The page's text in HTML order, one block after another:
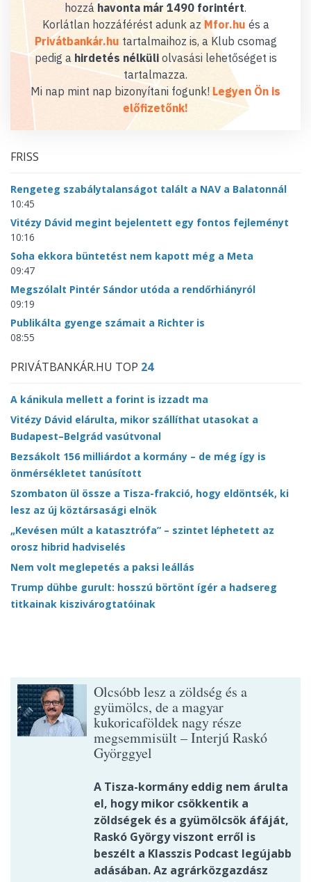
hozzáhavonta már 1490 forintért.
Korlátlan hozzáférést adunk az Mfor.hu és a
Privátbankár.hu tartalmaihoz is, a Klub csomag
pedig a hirdetés nélküliolvasási lehetőséget is
tartalmazza.
Mi nap mint nap bizonyítani fogunk! Legyen Ön is
előfizetőnk!
FRISS
Rengeteg szabálytalanságot talált a NAV a Balatonnál
10:45
Vitézy Dávid megint bejelentett egy fontos fejleményt
10:16
Soha ekkora büntetést nem kapott még a Meta
09:47
Megszólalt Pintér Sándor utóda a rendőrhiányról
09:19
Publikálta gyenge számait a Richter is
08:55
PRIVÁTBANKÁR.HU TOP 24
A kánikula mellett a forint is izzadt ma
Vitézy Dávid elárulta, mikor szállíthat utasokat a
Budapest–Belgrád vasútvonal
Bezsákolt 156 milliárdot a kormány – de még így is
önmérsékletet tanúsított
Szombaton ül össze a Tisza-frakció, hogy eldöntsék, ki
lesz az új köztársasági elnök
„Kevésen múlt a katasztrófa” – szintet léphetett az
orosz hibrid hadviselés
Nem volt meglepetés a paksi leállás
Trump dühbe gurult: hosszú börtönt ígér a hadsereg
titkainak kiszivárogtatóinak
Olcsóbb lesz a zöldség és a
gyümölcs, de a magyar
kukoricaföldek nagy része
megsemmisült – Interjú Raskó
Györggyel
A Tisza-kormány eddig nem árulta
el, hogy mikor csökkentik a
zöldségek és a gyümölcsök áfáját,
Raskó György viszont erről is
beszélt a Klasszis Podcast legújabb
adásában. Az agrárközgazdász